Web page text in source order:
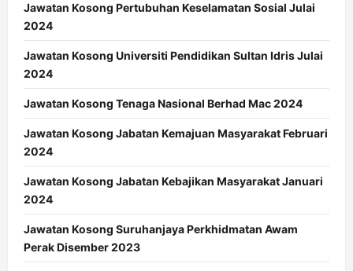
Jawatan Kosong Pertubuhan Keselamatan Sosial Julai
2024
Jawatan Kosong Universiti Pendidikan Sultan Idris Julai
2024
Jawatan Kosong Tenaga Nasional Berhad Mac 2024
Jawatan Kosong Jabatan Kemajuan Masyarakat Februari
2024
Jawatan Kosong Jabatan Kebajikan Masyarakat Januari
2024
Jawatan Kosong Suruhanjaya Perkhidmatan Awam
Perak Disember 2023